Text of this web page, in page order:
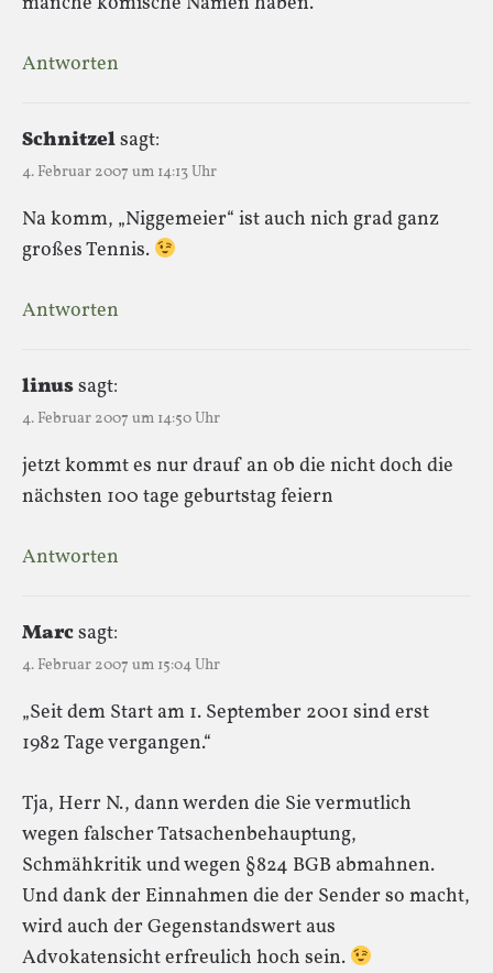
Antworten
Schnitzelsagt:
4. Februar 2007 um 14:13 Uhr
Na komm, „Niggemeier“ ist auch nich grad ganz
großes Tennis.
Antworten
linussagt:
4. Februar 2007 um 14:50 Uhr
jetzt kommt es nur drauf an ob die nicht doch die
nächsten 100 tage geburtstag feiern
Antworten
Marcsagt:
4. Februar 2007 um 15:04 Uhr
„Seit dem Start am 1. September 2001 sind erst
1982 Tage vergangen.“
Tja, Herr N., dann werden die Sie vermutlich
wegen falscher Tatsachenbehauptung,
Schmähkritik und wegen §824 BGB abmahnen.
Und dank der Einnahmen die der Sender so macht,
wird auch der Gegenstandswert aus
Advokatensicht erfreulich hoch sein.